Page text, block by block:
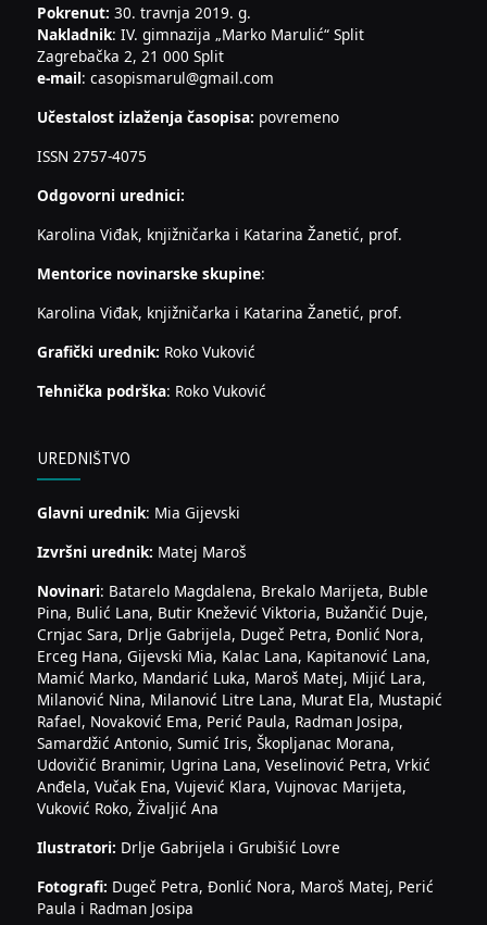
Pokrenut: 30. travnja 2019. g.
Nakladnik: IV. gimnazija „Marko Marulić“ Split
Zagrebačka 2, 21 000 Split
e-mail: casopismarul@gmail.com
Učestalost izlaženja časopisa: povremeno
ISSN 2757-4075
Odgovorni urednici:
Karolina Viđak, knjižničarka i Katarina Žanetić, prof.
Mentorice novinarske skupine:
Karolina Viđak, knjižničarka i Katarina Žanetić, prof.
Grafički urednik: Roko Vuković
Tehnička podrška: Roko Vuković
UREDNIŠTVO
Glavni urednik: Mia Gijevski
Izvršni urednik: Matej Maroš
Novinari: Batarelo Magdalena, Brekalo Marijeta, Buble
Pina, Bulić Lana, Butir Knežević Viktoria, Bužančić Duje,
Crnjac Sara, Drlje Gabrijela, Dugeč Petra, Đonlić Nora,
Erceg Hana, Gijevski Mia, Kalac Lana, Kapitanović Lana,
Mamić Marko, Mandarić Luka, Maroš Matej, Mijić Lara,
Milanović Nina, Milanović Litre Lana, Murat Ela, Mustapić
Rafael, Novaković Ema, Perić Paula, Radman Josipa,
Samardžić Antonio, Sumić Iris, Škopljanac Morana,
Udovičić Branimir, Ugrina Lana, Veselinović Petra, Vrkić
Anđela, Vučak Ena, Vujević Klara, Vujnovac Marijeta,
Vuković Roko, Živaljić Ana
Ilustratori: Drlje Gabrijela i Grubišić Lovre
Fotografi: Dugeč Petra, Đonlić Nora, Maroš Matej, Perić
Paula i Radman Josipa